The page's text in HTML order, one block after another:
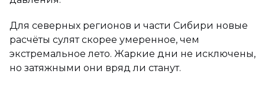
Для северных регионов и части Сибири новые
расчёты сулят скорее умеренное, чем
экстремальное лето. Жаркие дни не исключены,
но затяжными они вряд ли станут.